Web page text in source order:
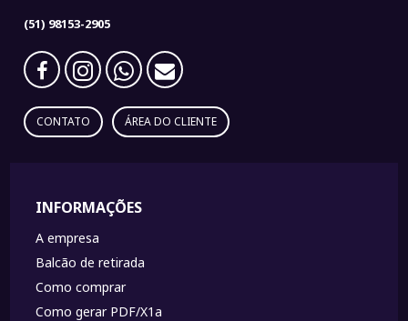
(51) 98153-2905
CONTATO ÁREA DO CLIENTE
INFORMAÇÕES
A empresa
Balcão de retirada
Como comprar
Como gerar PDF/X1a